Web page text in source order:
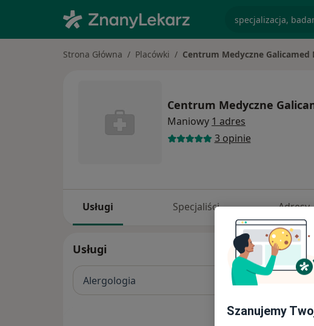
Strona Główna Placówki Centrum Medyczne Galicamed
Centrum Medyczne
Maniowy 1 adres
3 opinie
Usługi Specjaliści Adresy
Usługi
Alergologia
Szanujemy